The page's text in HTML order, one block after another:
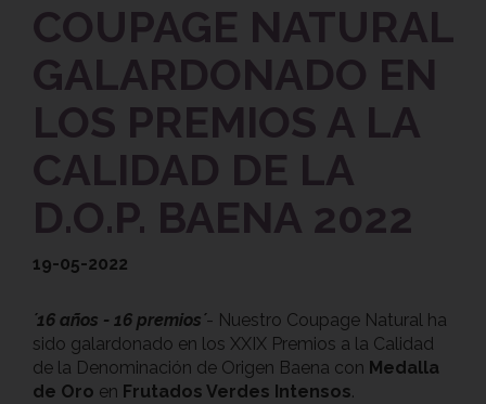
COUPAGE NATURAL
GALARDONADO EN
LOS PREMIOS A LA
CALIDAD DE LA
D.O.P. BAENA 2022
19-05-2022
´16 años - 16 premios´- Nuestro Coupage Natural ha
sido galardonado en los XXIX Premios a la Calidad
de la Denominación de Origen Baena con Medalla
de Oro en Frutados Verdes Intensos.